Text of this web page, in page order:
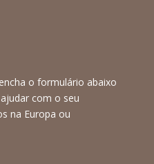
o formulário abaixo
com o seu
na Europa ou